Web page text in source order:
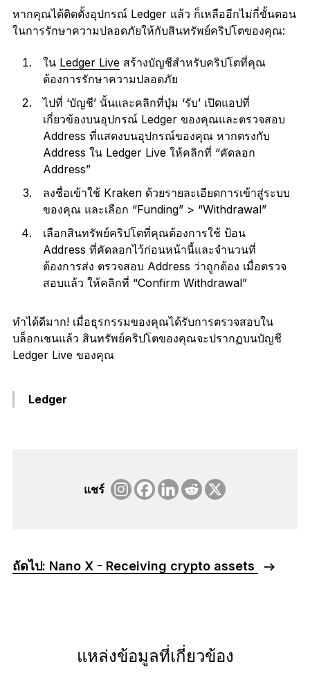
หากคุณได้ติดตั้งอุปกรณ์ Ledger แล้ว ก็เหลืออีกไม่กี่ขั้นตอน
ในการรักษาความปลอดภัยให้กับสินทรัพย์คริปโตของคุณ:
ใน Ledger Liveสร้างบัญชีสำหรับคริปโตที่คุณ
ต้องการรักษาความปลอดภัย
ไปที่ ‘บัญชี’ นั้นและคลิกที่ปุ่ม ‘รับ’ เปิดแอปที่
เกี่ยวข้องบนอุปกรณ์ Ledger ของคุณและตรวจสอบ
Address ที่แสดงบนอุปกรณ์ของคุณ หากตรงกับ
Address ใน Ledger Live ให้คลิกที่ “คัดลอก
Address”
ลงชื่อเข้าใช้ Kraken ด้วยรายละเอียดการเข้าสู่ระบบ
ของคุณ และเลือก “Funding” > “Withdrawal”
เลือกสินทรัพย์คริปโตที่คุณต้องการใช้ ป้อน
Address ที่คัดลอกไว้ก่อนหน้านี้และจำนวนที่
ต้องการส่ง ตรวจสอบ Address ว่าถูกต้อง เมื่อตรวจ
สอบแล้ว ให้คลิกที่ “Confirm Withdrawal”
ทำได้ดีมาก! เมื่อธุรกรรมของคุณได้รับการตรวจสอบใน
บล็อกเชนแล้ว สินทรัพย์คริปโตของคุณจะปรากฏบนบัญชี
Ledger Live ของคุณ
Ledger
แชร์
ถัดไป: Nano X - Receiving crypto assets
แหล่งข้อมูลที่เกี่ยวข้อง